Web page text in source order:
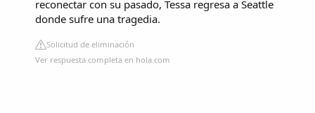
reconectar con su pasado, Tessa regresa a Seattle
donde sufre una tragedia.
Solicitud de eliminación
Ver respuesta completa en hola.com